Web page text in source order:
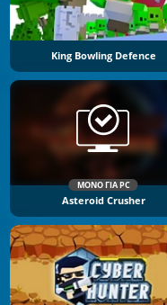
King Bowling Defence
ΜΌΝΟ ΓΙΑ PC
Asteroid Crusher